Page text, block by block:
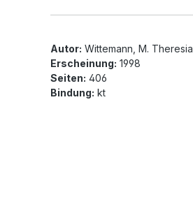
Autor: Wittemann, M. Theresia
Erscheinung: 1998
Seiten: 406
Bindung: kt